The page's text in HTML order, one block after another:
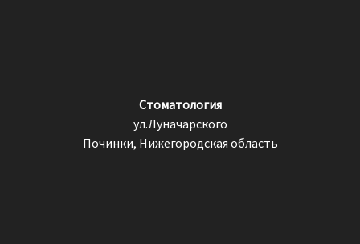
Стоматология
ул.Луначарского
Починки, Нижегородская область